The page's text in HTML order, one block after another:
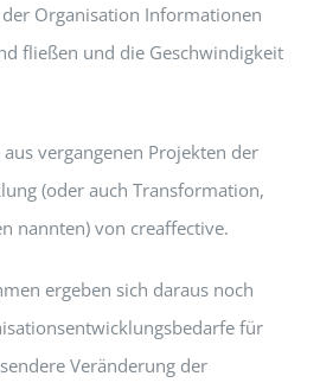
Organisation Informationen
fließen und die Geschwindigkeit
vergangenen Projekten der
(oder auch Transformation,
nannten) von creaffective.
ergeben sich daraus noch
für
Veränderung der